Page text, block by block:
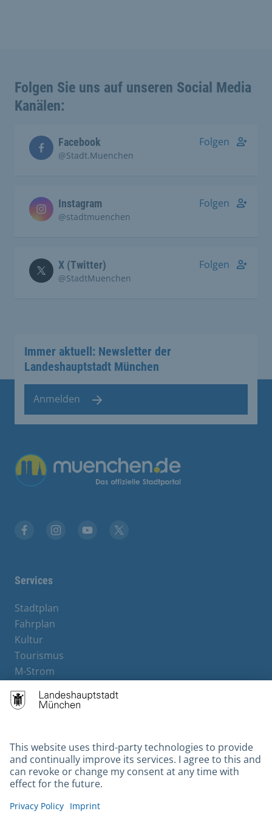
Folgen Sie uns auf unseren Social Media
Kanälen:
Facebook
@Stadt.Muenchen
Folgen
Instagram
@stadtmuenchen
Folgen
X (Twitter)
@StadtMuenchen
Folgen
Immer aktuell: Newsletter der
Landeshauptstadt München
Anmelden
Übergreifende Links
Services
Stadtplan
Fahrplan
Kultur
Tourismus
M-Strom
Hotels
Contact
Barrierefreiheit
Leichte Sprache
Gebärdensprache